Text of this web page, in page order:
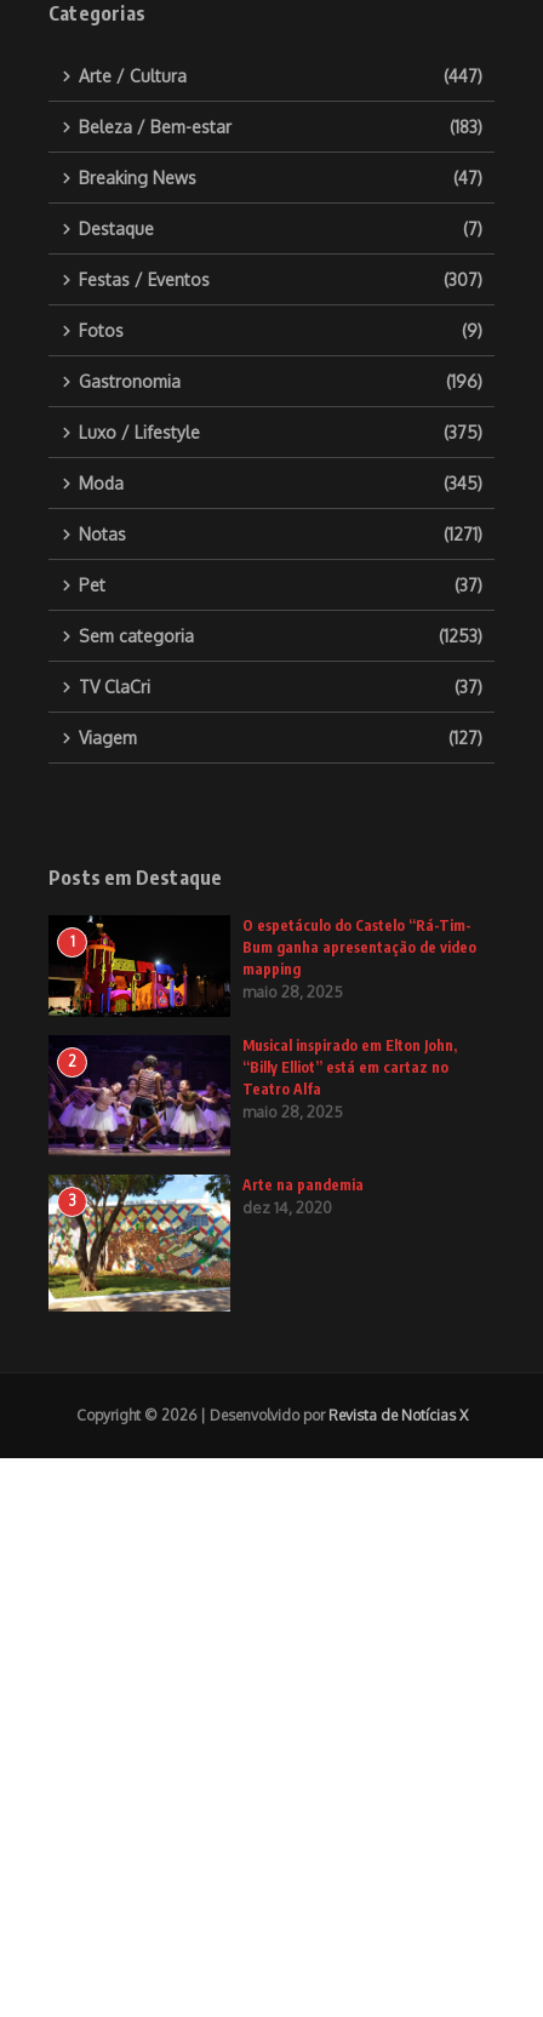
Categorias
Arte / Cultura (447)
Beleza / Bem-estar (183)
Breaking News (47)
Destaque (7)
Festas / Eventos (307)
Fotos (9)
Gastronomia (196)
Luxo / Lifestyle (375)
Moda (345)
Notas (1271)
Pet (37)
Sem categoria (1253)
TV ClaCri (37)
Viagem (127)
Posts em Destaque
1
O espetáculo do Castelo “Rá-Tim-
Bum ganha apresentação de video
mapping
maio 28, 2025
2
Musical inspirado em Elton John,
“Billy Elliot” está em cartaz no
Teatro Alfa
maio 28, 2025
3
Arte na pandemia
dez 14, 2020
Copyright © 2026 | Desenvolvido por Revista de Notícias X